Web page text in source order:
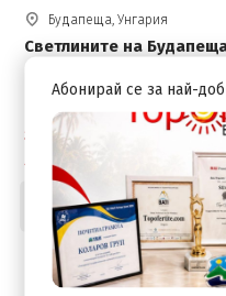
Будапеща, Унгария
Светлините на
обслужване на
отпътуване от Бургас!
Самолет
Цена от: 415.00 €
811.67 лв.
Абонирай се за най-